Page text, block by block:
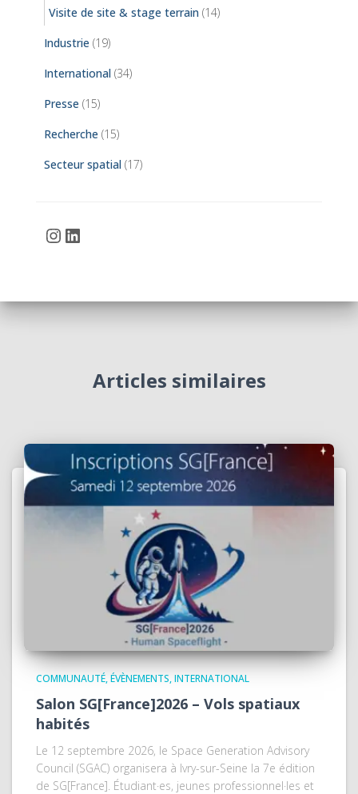
Visite de site & stage terrain (14)
Industrie (19)
International (34)
Presse (15)
Recherche (15)
Secteur spatial (17)
InstagramLinkedIn
Articles similaires
COMMUNAUTÉ ÉVÈNEMENTS INTERNATIONAL
Salon SG[France]2026 – Vols spatiaux
habités
Le 12 septembre 2026, le Space Generation Advisory
Council (SGAC) organisera à Ivry-sur-Seine la 7e édition
de SG[France]. Étudiant·es, jeunes professionnel·les et